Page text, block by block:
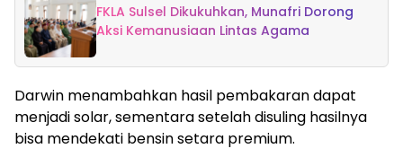
FKLA Sulsel Dikukuhkan, Munafri Dorong
Aksi Kemanusiaan Lintas Agama
Darwin menambahkan hasil pembakaran dapat
menjadi solar, sementara setelah disuling hasilnya
bisa mendekati bensin setara premium.